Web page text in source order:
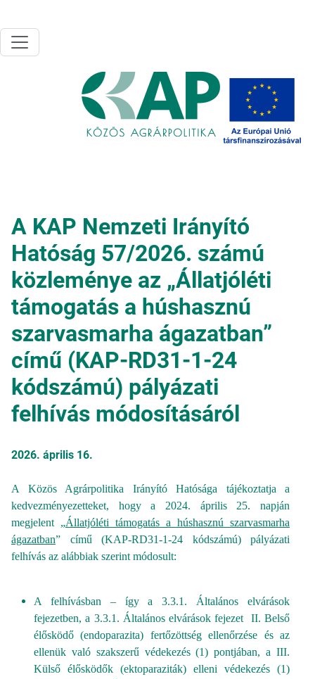
A KAP Nemzeti Irányító
Hatóság 57/2026. számú
közleménye az „Állatjóléti
támogatás a húshasznú
szarvasmarha ágazatban”
című (KAP-RD31-1-24
kódszámú) pályázati
felhívás módosításáról
2026. április 16.
A Közös Agrárpolitika Irányító Hatósága tájékoztatja a
kedvezményezetteket, hogy a 2024. április 25. napján
megjelent „Állatjóléti támogatás a húshasznú szarvasmarha
ágazatban” című (KAP-RD31-1-24 kódszámú) pályázati
felhívás az alábbiak szerint módosult:
A felhívásban – így a 3.3.1. Általános elvárások
fejezetben, a 3.3.1. Általános elvárások fejezet II. Belső
élősködő (endoparazita) fertőzöttség ellenőrzése és az
ellenük való szakszerű védekezés (1) pontjában, a III.
Külső élősködők (ektoparaziták) elleni védekezés (1)